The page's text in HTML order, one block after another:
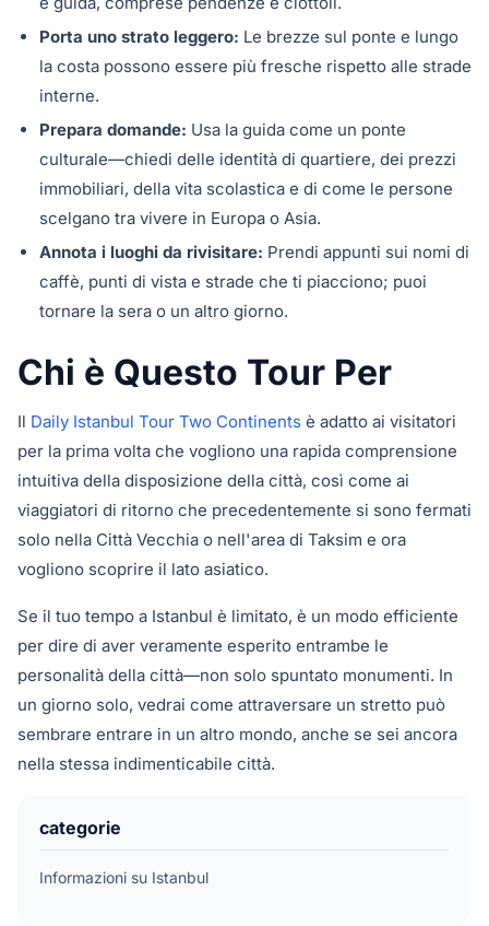
Porta uno strato leggero: Le brezze sul ponte e lungo
la costa possono essere più fresche rispetto alle strade
interne.
Prepara domande: Usa la guida come un ponte
culturale—chiedi delle identità di quartiere, dei prezzi
immobiliari, della vita scolastica e di come le persone
scelgano tra vivere in Europa o Asia.
Annota i luoghi da rivisitare: Prendi appunti sui nomi di
caffè, punti di vista e strade che ti piacciono; puoi
tornare la sera o un altro giorno.
Chi è Questo Tour Per
Il Daily Istanbul Tour Two Continents è adatto ai visitatori
per la prima volta che vogliono una rapida comprensione
intuitiva della disposizione della città, così come ai
viaggiatori di ritorno che precedentemente si sono fermati
solo nella Città Vecchia o nell'area di Taksim e ora
vogliono scoprire il lato asiatico.
Se il tuo tempo a Istanbul è limitato, è un modo efficiente
per dire di aver veramente esperito entrambe le
personalità della città—non solo spuntato monumenti. In
un giorno solo, vedrai come attraversare un stretto può
sembrare entrare in un altro mondo, anche se sei ancora
nella stessa indimenticabile città.
categorie
Informazioni su Istanbul